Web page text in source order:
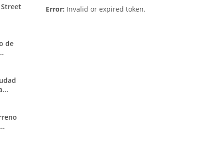
de
Error: Invalid or expired token.